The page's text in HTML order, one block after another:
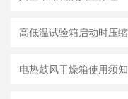
电热鼓风干燥箱使用须知